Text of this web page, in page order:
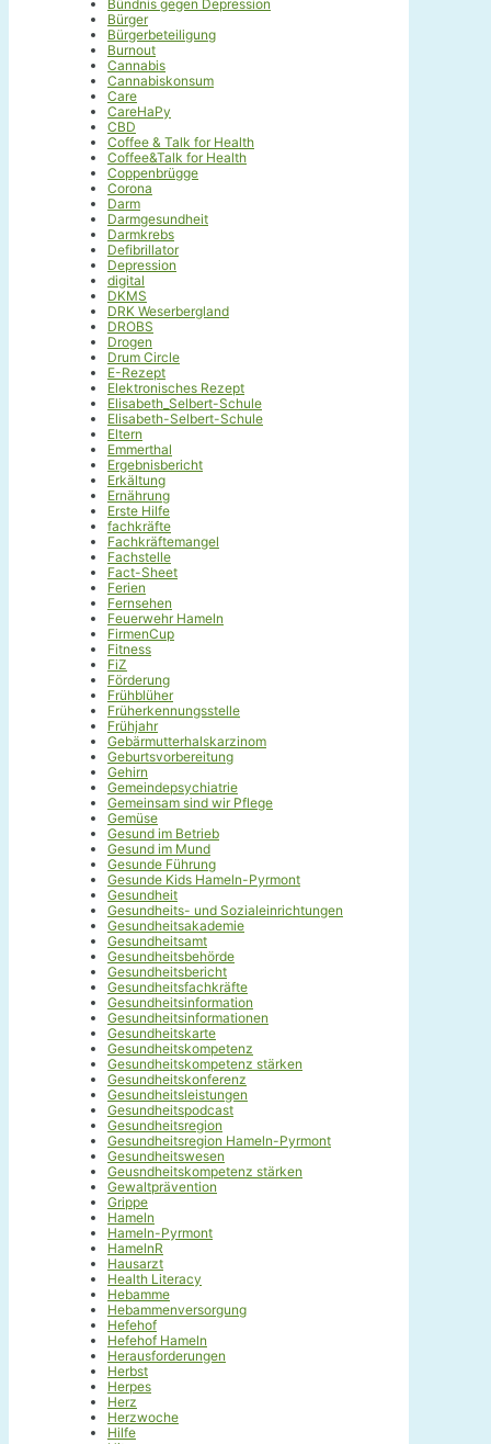
Bündnis gegen Depression
Bürger
Bürgerbeteiligung
Burnout
Cannabis
Cannabiskonsum
Care
CareHaPy
CBD
Coffee & Talk for Health
Coffee&Talk for Health
Coppenbrügge
Corona
Darm
Darmgesundheit
Darmkrebs
Defibrillator
Depression
digital
DKMS
DRK Weserbergland
DROBS
Drogen
Drum Circle
E-Rezept
Elektronisches Rezept
Elisabeth_Selbert-Schule
Elisabeth-Selbert-Schule
Eltern
Emmerthal
Ergebnisbericht
Erkältung
Ernährung
Erste Hilfe
fachkräfte
Fachkräftemangel
Fachstelle
Fact-Sheet
Ferien
Fernsehen
Feuerwehr Hameln
FirmenCup
Fitness
FiZ
Förderung
Frühblüher
Früherkennungsstelle
Frühjahr
Gebärmutterhalskarzinom
Geburtsvorbereitung
Gehirn
Gemeindepsychiatrie
Gemeinsam sind wir Pflege
Gemüse
Gesund im Betrieb
Gesund im Mund
Gesunde Führung
Gesunde Kids Hameln-Pyrmont
Gesundheit
Gesundheits- und Sozialeinrichtungen
Gesundheitsakademie
Gesundheitsamt
Gesundheitsbehörde
Gesundheitsbericht
Gesundheitsfachkräfte
Gesundheitsinformation
Gesundheitsinformationen
Gesundheitskarte
Gesundheitskompetenz
Gesundheitskompetenz stärken
Gesundheitskonferenz
Gesundheitsleistungen
Gesundheitspodcast
Gesundheitsregion
Gesundheitsregion Hameln-Pyrmont
Gesundheitswesen
Geusndheitskompetenz stärken
Gewaltprävention
Grippe
Hameln
Hameln-Pyrmont
HamelnR
Hausarzt
Health Literacy
Hebamme
Hebammenversorgung
Hefehof
Hefehof Hameln
Herausforderungen
Herbst
Herpes
Herz
Herzwoche
Hilfe